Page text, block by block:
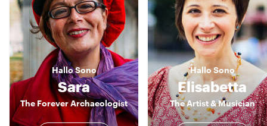
HalloSono
Sara
The Forever Archaeologist
Hallo Sono
Elisabetta
The Artist & Musician